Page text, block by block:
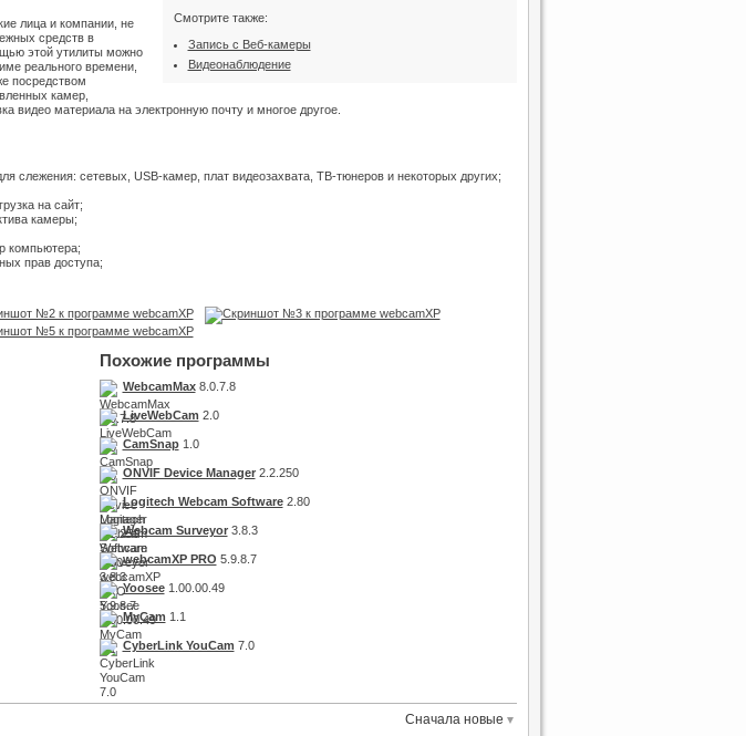
Смотрите также:
Запись с Веб-камеры
Видеонаблюдение
лица и компании, не
средств в
этой утилиты можно
реального времени,
посредством
камер,
видео материала на электронную почту и многое другое.
слежения: сетевых, USB-камер, плат видеозахвата, ТВ-тюнеров и некоторых других;
на сайт;
камеры;
компьютера;
прав доступа;
Похожие программы
WebcamMax8.0.7.8
LiveWebCam 2.0
CamSnap1.0
ONVIF Device Manager2.2.250
Logitech Webcam Software2.80
Webcam Surveyor3.8.3
webcamXP PRO 5.9.8.7
Yoosee1.00.00.49
MyCam 1.1
CyberLink YouCam 7.0
Сначала новые